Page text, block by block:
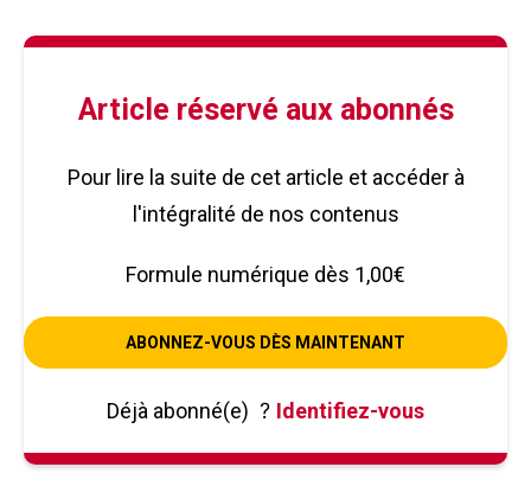
Article réservé aux abonnés
Pour lire la suite de cet article et accéder à
l'intégralité de nos contenus
Formule numérique dès 1,00€
ABONNEZ-VOUS DÈS MAINTENANT
Déjà abonné(e) ? Identifiez-vous